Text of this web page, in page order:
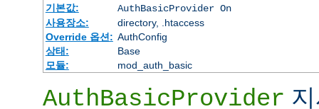
기본값:
AuthBasicProvider On
사용장소:
directory, .htaccess
Override 옵션: AuthConfig
상태:
Base
모듈:
mod_auth_basic
AuthBasicProvider